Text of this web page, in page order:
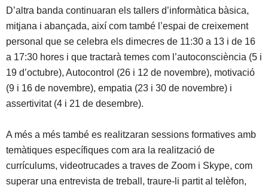
D’altra banda continuaran els tallers d’informàtica bàsica,
mitjana i abançada, així com també l’espai de creixement
personal que se celebra els dimecres de 11:30 a 13 i de 16
a 17:30 hores i que tractarà temes com l’autoconsciència (5 i
19 d’octubre), Autocontrol (26 i 12 de novembre), motivació
(9 i 16 de novembre), empatia (23 i 30 de novembre) i
assertivitat (4 i 21 de desembre).
A més a més també es realitzaran sessions formatives amb
temàtiques específiques com ara la realització de
currículums, videotrucades a traves de Zoom i Skype, com
superar una entrevista de treball, traure-li partit al telèfon,